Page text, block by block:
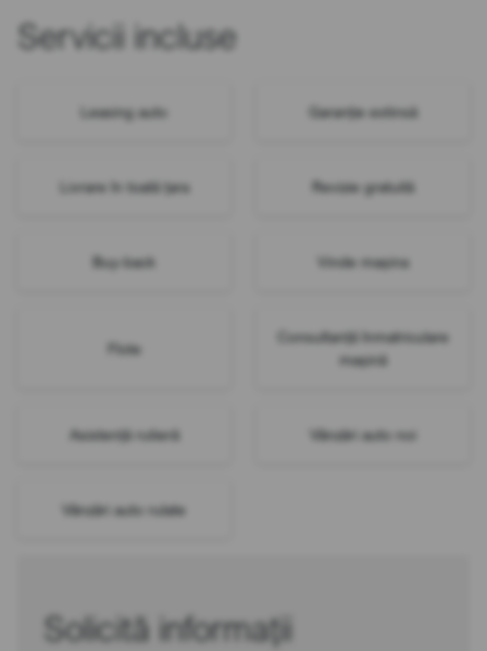
Servicii incluse
Leasing auto Garanție extinsă
Livrare în toată țara Revizie gratuită
Buy-back Vinde mașina
Flote
Consultanță înmatriculare
mașină
Asistență rutieră Vânzări auto noi
Vânzări auto rulate
Solicită informații